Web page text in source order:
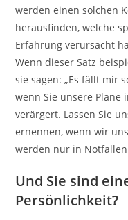
werden einen solchen
herausfinden, welche
Erfahrung verursacht
Wenn dieser Satz
sie sagen: „Es fällt mir
wenn Sie unsere
verärgert. Lassen Sie
ernennen, wenn wir
werden nur in
Und Sie sind
Persönlichkeit?